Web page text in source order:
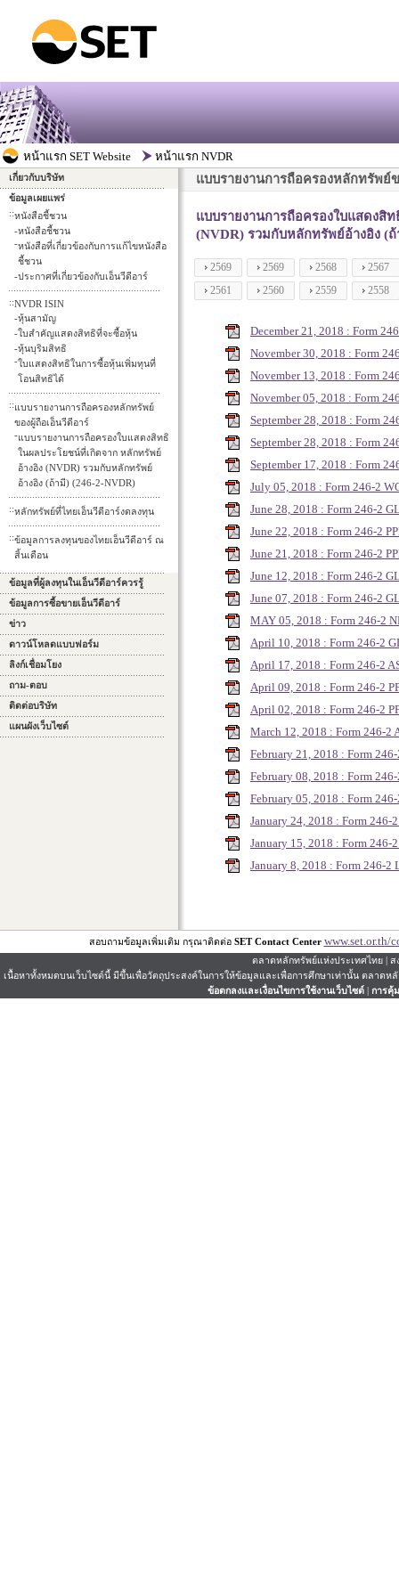
เกี่ยวกับบริษัท
ข้อมูลเผยแพร่
::หนังสือชี้ชวน
-หนังสือชี้ชวน
-หนังสือที่เกี่ยวข้องกับการแก้ไขหนังสือ
ชี้ชวน
-ประกาศที่เกี่ยวข้องกับเอ็นวีดีอาร์
::NVDR ISIN
-หุ้นสามัญ
-ใบสำคัญแสดงสิทธิที่จะซื้อหุ้น
-หุ้นบุริมสิทธิ
-ใบแสดงสิทธิในการซื้อหุ้นเพิ่มทุนที่
โอนสิทธิได้
::แบบรายงานการถือครองหลักทรัพย์
ของผู้ถือเอ็นวีดีอาร์
-แบบรายงานการถือครองใบแสดงสิทธิ
ในผลประโยชน์ที่เกิดจาก หลักทรัพย์
อ้างอิง (NVDR) รวมกับหลักทรัพย์
อ้างอิง (ถ้ามี) (246-2-NVDR)
::หลักทรัพย์ที่ไทยเอ็นวีดีอาร์งดลงทุน
::ข้อมูลการลงทุนของไทยเอ็นวีดีอาร์ ณ
สิ้นเดือน
ข้อมูลที่ผู้ลงทุนในเอ็นวีดีอาร์ควรรู้
ข้อมูลการซื้อขายเอ็นวีดีอาร์
ข่าว
ดาวน์โหลดแบบฟอร์ม
ลิงก์เชื่อมโยง
ถาม-ตอบ
ติดต่อบริษัท
แผนผังเว็บไซต์
แบบรายงานการถือครองหลักทรัพย์
แบบรายงานการถือครองใบแสดงสิ
(NVDR) รวมกับหลักทรัพย์อ้างอิง (ถ้
2569 2569 2568
2567
2561
2560 2559 2558
December 21, 2018 : Form
November 30, 2018 : Form
November 13, 2018 : Form
November 05, 2018 : Form
September 28, 2018 : Form
September 28, 2018 : Form
September 17, 2018 : Form
July 05, 2018 : Form 246-2
June 28, 2018 : Form 246-2
June 22, 2018 : Form 246-2
June 21, 2018 : Form 246-2
June 12, 2018 : Form 246-2
June 07, 2018 : Form 246-2
MAY 05, 2018 : Form 246-2
April 10, 2018 : Form 246-2
April 17, 2018 : Form 246-2
April 09, 2018 : Form 246-2
April 02, 2018 : Form 246-2
March 12, 2018 : Form 246-2
February 21, 2018 : Form
February 08, 2018 : Form
February 05, 2018 : Form
January 24, 2018 : Form 246-
January 15, 2018 : Form 246-
January 8, 2018 : Form 246-2
สอบถามข้อมูลเพิ่มเติม กรุณาติดต่อ SET Contact Center www.set.or.th/
ตลาดหลักทรัพย์แห่งประเทศไทย |
เนื้อหาทั้งหมดบนเว็บไซต์นี้ มีขึ้นเพื่อวัตถุประสงค์ในการให้ข้อมูลและเพื่อการศึกษาเท่านั้น ตลาด
ข้อตกลงและเงื่อนไขการใช้งานเว็บไซต์| การคุ้